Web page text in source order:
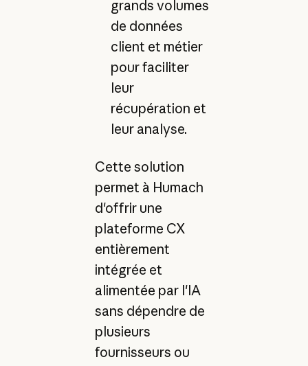
grands volumes
de données
client et métier
pour faciliter
leur
récupération et
leur analyse.
Cette solution
permet à Humach
d'offrir une
plateforme CX
entièrement
intégrée et
alimentée par l'IA
sans dépendre de
plusieurs
fournisseurs ou